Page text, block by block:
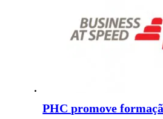
PHC promove